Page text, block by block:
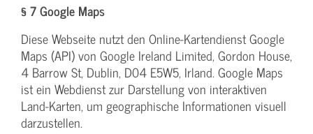
§ 7 Google Maps
Diese Webseite nutzt den Online-Kartendienst Google
Maps (API) von Google Ireland Limited, Gordon House,
4 Barrow St, Dublin, D04 E5W5, Irland. Google Maps
ist ein Webdienst zur Darstellung von interaktiven
Land-Karten, um geographische Informationen visuell
darzustellen.